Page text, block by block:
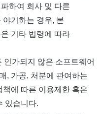
하여 회사 및 다른
야기하는 경우, 본
기타 법령에 따라
인가되지 않은 소프트웨어
, 가공, 처분에 관여하는
에 따른 이용제한 혹은
있습니다.